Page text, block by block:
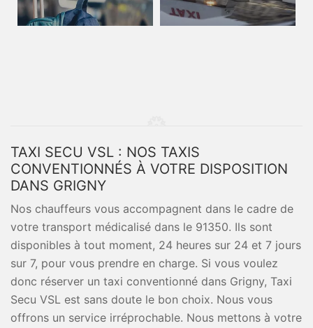
TAXI SECU VSL : NOS TAXIS
CONVENTIONNÉS À VOTRE DISPOSITION
DANS GRIGNY
Nos chauffeurs vous accompagnent dans le cadre de
votre transport médicalisé dans le 91350. Ils sont
disponibles à tout moment, 24 heures sur 24 et 7 jours
sur 7, pour vous prendre en charge. Si vous voulez
donc réserver un taxi conventionné dans Grigny, Taxi
Secu VSL est sans doute le bon choix. Nous vous
offrons un service irréprochable. Nous mettons à votre